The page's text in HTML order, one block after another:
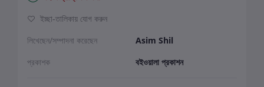
ইচ্ছা-তালিকায় যোগ করুন
লিখেছেন/সম্পাদনা করেছেন
Asim Shil
প্রকাশক
বইওয়ালা প্রকাশন